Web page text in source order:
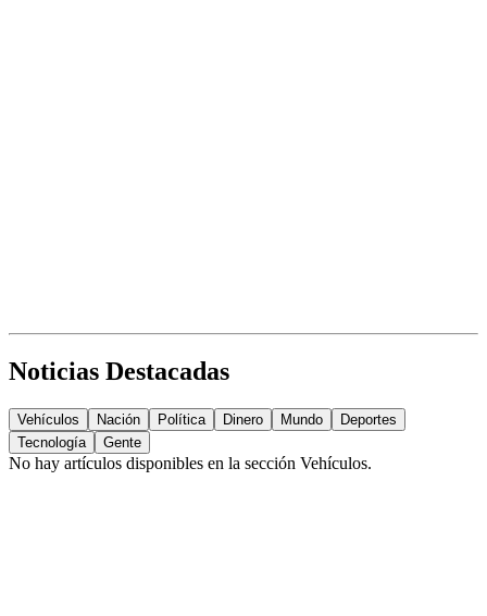
Noticias Destacadas
Vehículos Nación Política Dinero Mundo
Deportes
Tecnología
Gente
No hay artículos disponibles en la sección Vehículos.